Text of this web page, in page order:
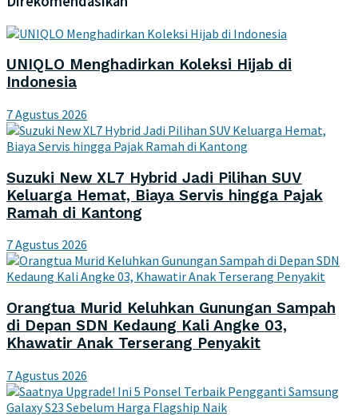
UNIQLO Menghadirkan Koleksi Hijab di
Indonesia
7 Agustus 2026
Suzuki New XL7 Hybrid Jadi Pilihan SUV
Keluarga Hemat, Biaya Servis hingga Pajak
Ramah di Kantong
7 Agustus 2026
Orangtua Murid Keluhkan Gunungan Sampah
di Depan SDN Kedaung Kali Angke 03,
Khawatir Anak Terserang Penyakit
7 Agustus 2026